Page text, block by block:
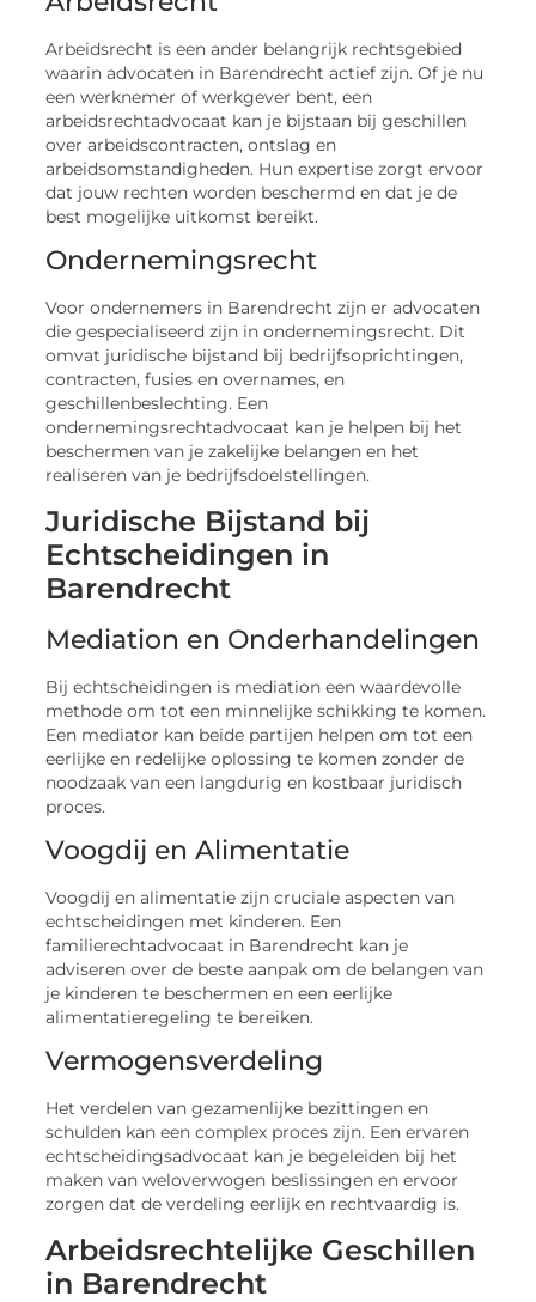
Arbeidsrecht is een ander belangrijk rechtsgebied
waarin advocaten in Barendrecht actief zijn. Of je nu
een werknemer of werkgever bent, een
arbeidsrechtadvocaat kan je bijstaan bij geschillen
over arbeidscontracten, ontslag en
arbeidsomstandigheden. Hun expertise zorgt ervoor
dat jouw rechten worden beschermd en dat je de
best mogelijke uitkomst bereikt.
Ondernemingsrecht
Voor ondernemers in Barendrecht zijn er advocaten
die gespecialiseerd zijn in ondernemingsrecht. Dit
omvat juridische bijstand bij bedrijfsoprichtingen,
contracten, fusies en overnames, en
geschillenbeslechting. Een
ondernemingsrechtadvocaat kan je helpen bij het
beschermen van je zakelijke belangen en het
realiseren van je bedrijfsdoelstellingen.
Juridische Bijstand bij
Echtscheidingen in
Barendrecht
Mediation en Onderhandelingen
Bij echtscheidingen is mediation een waardevolle
methode om tot een minnelijke schikking te komen.
Een mediator kan beide partijen helpen om tot een
eerlijke en redelijke oplossing te komen zonder de
noodzaak van een langdurig en kostbaar juridisch
proces.
Voogdij en Alimentatie
Voogdij en alimentatie zijn cruciale aspecten van
echtscheidingen met kinderen. Een
familierechtadvocaat in Barendrecht kan je
adviseren over de beste aanpak om de belangen van
je kinderen te beschermen en een eerlijke
alimentatieregeling te bereiken.
Vermogensverdeling
Het verdelen van gezamenlijke bezittingen en
schulden kan een complex proces zijn. Een ervaren
echtscheidingsadvocaat kan je begeleiden bij het
maken van weloverwogen beslissingen en ervoor
zorgen dat de verdeling eerlijk en rechtvaardig is.
Arbeidsrechtelijke Geschillen
in Barendrecht